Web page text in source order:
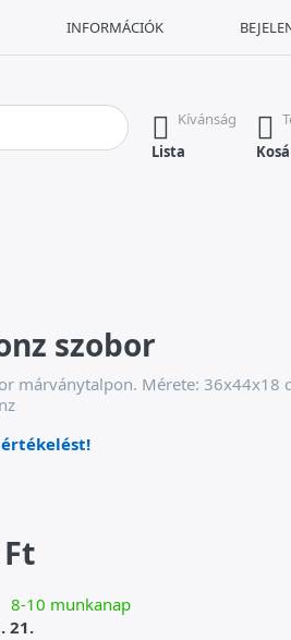
INFORMÁCIÓK
meg az Enter billentyűt az
Kívánság
Lista
szobor
márványtalpon. Mérete: 36x44x18
8-10 munkanap
21.